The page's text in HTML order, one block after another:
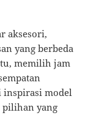
aksesori,
yang berbeda
memilih jam
inspirasi model
pilihan yang